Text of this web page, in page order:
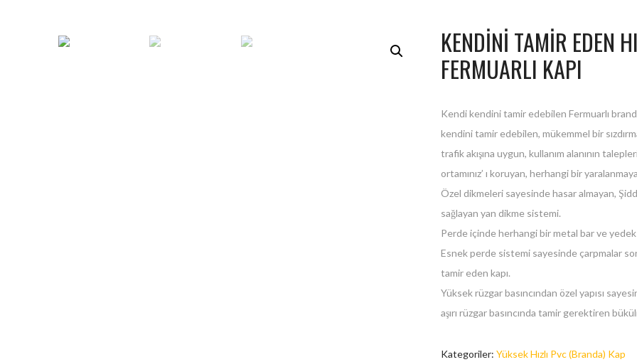
KENDİNİ TAMİR EDEN
FERMUARLI KAPI
Kendi kendini tamir edebilen Fermuarlı
kendini tamir edebilen, mükemmel bir
trafik akışına uygun, kullanım alanının
ortamınız’ ı koruyan, herhangi bir
Özel dikmeleri sayesinde hasar almayan,
sağlayan yan dikme sistemi.
Perde içinde herhangi bir metal bar ve yedek
Esnek perde sistemi sayesinde çarpmalar
tamir eden kapı.
Yüksek rüzgar basıncından özel yapısı
aşırı rüzgar basıncında tamir gerektiren
Kategoriler:Yüksek Hızlı Pvc (Branda) Kap